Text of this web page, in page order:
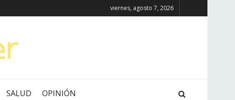
viernes, agosto 7, 2026
SALUD OPINIÓN